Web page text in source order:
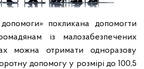
покликана допомогти
із малозабезпечених
можна отримати одноразову
допомогу у розмірі до 100,5